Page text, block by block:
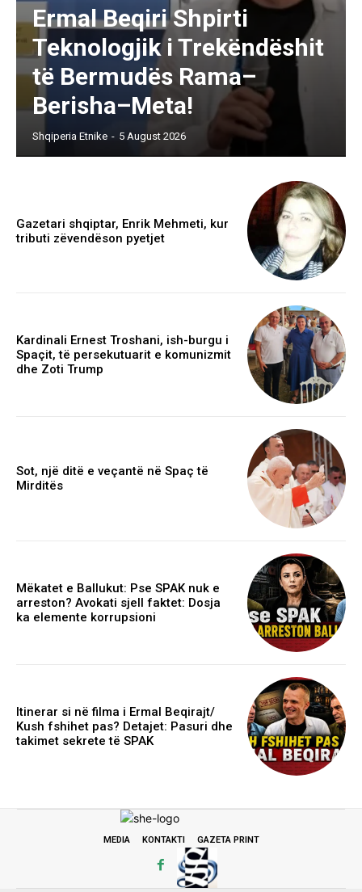
Ermal Beqiri Shpirti
Teknologjik i Trekëndëshit
të Bermudës Rama–
Berisha–Meta!
Shqiperia Etnike - 5 August 2026
Gazetari shqiptar, Enrik Mehmeti, kur
tributi zëvendëson pyetjet
Kardinali Ernest Troshani, ish-burgu i
Spaçit, të persekutuarit e komunizmit
dhe Zoti Trump
Sot, një ditë e veçantë në Spaç të
Mirditës
Mëkatet e Ballukut: Pse SPAK nuk e
arreston? Avokati sjell faktet: Dosja
ka elemente korrupsioni
Itinerar si në filma i Ermal Beqirajt/
Kush fshihet pas? Detajet: Pasuri dhe
takimet sekrete të SPAK
MEDIA KONTAKTI GAZETA PRINT